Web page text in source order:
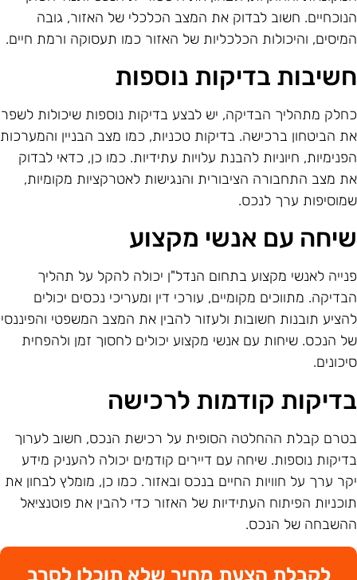
חשוב לבדוק את המצב הכלכלי של האזור, גובה
והיכולות הכלכליות של האזור כמו תעסוקה ורמת חיים.
בדיקות נוספות
מתהליך הבדיקה, יש לבצע בדיקות נוספות שיכולות לשפר
הביטחון ברכישה. בדיקות טכניות, כמו מצב הבניין והמערכות
חיוניות להבנת עלויות עתידיות. כמו כן, כדאי לבדוק
מצב התחבורה הציבורית והנגישות לאטרקציות מקומיות,
ערך לנכס.
עם אנשי מקצוע
לאנשי מקצוע בתחום הנדל"ן יכולה להקל על תהליך
מתווכים מקומיים, עורכי דין ומעריכי נכסים יכולים
תובנות חשובות ולעזור להבין את המצב המשפטי והפיננסי
הנכס. שיחות עם אנשי מקצוע יכולים לחסוך זמן ולהפחית
קודמות לרכישה
קבלת ההחלטה הסופית על רכישת הנכס, חשוב לערוך
נוספות. שיחה עם דיירים קודמים יכולה להעניק מידע
ערך על חוויות החיים בנכס ובאזור. כמו כן, מומלץ לבחון את
הפיתוח העתידיות של האזור כדי להבין את פוטנציאל
של הנכס.
לקבלת הצעת מחיר שלא תוכלו לסרב